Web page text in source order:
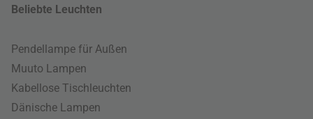
Beliebte Leuchten
Pendellampe für Außen
Muuto Lampen
Kabellose Tischleuchten
Dänische Lampen